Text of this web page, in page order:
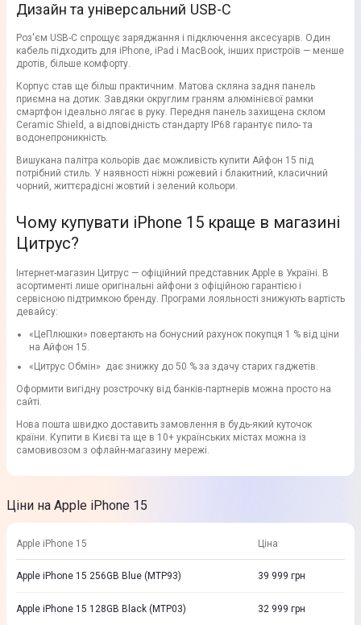
Дизайн та універсальний USB-C
Роз'єм USB-C спрощує заряджання і підключення аксесуарів. Один
кабель підходить для iPhone, iPad і MacBook, інших пристроїв — менше
дротів, більше комфорту.
Корпус став ще більш практичним. Матова скляна задня панель
приємна на дотик. Завдяки округлим граням алюмінієвої рамки
смартфон ідеально лягає в руку. Передня панель захищена склом
Ceramic Shield, а відповідність стандарту IP68 гарантує пило- та
водонепроникність.
Вишукана палітра кольорів дає можливість купити Айфон 15 під
потрібний стиль. У наявності ніжні рожевий і блакитний, класичний
чорний, життєрадісні жовтий і зелений кольори.
Чому купувати iPhone 15 краще в магазині
Цитрус?
Інтернет-магазин Цитрус — офіційний представник Apple в Україні. В
асортименті лише оригінальні айфони з офіційною гарантією і
сервісною підтримкою бренду. Програми лояльності знижують вартість
девайсу:
«ЦеПлюшки» повертають на бонусний рахунок покупця 1 % від ціни
на Айфон 15.
«Цитрус Обмін» дає знижку до 50 % за здачу старих гаджетів.
Оформити вигідну розстрочку від банків-партнерів можна просто на
сайті.
Нова пошта швидко доставить замовлення в будь-який куточок
країни. Купити в Києві та ще в 10+ українських містах можна із
самовивозом з офлайн-магазину мережі.
Ціни на Apple iPhone 15
Apple iPhone 15 Ціна
Apple iPhone 15 256GB Blue (MTP93) 39 999 грн
Apple iPhone 15 128GB Black (MTP03) 32 999 грн